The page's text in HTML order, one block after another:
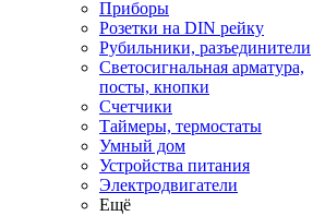
Приборы
Розетки на DIN рейку
Рубильники, разъединители
Светосигнальная арматура,
посты, кнопки
Счетчики
Таймеры, термостаты
Умный дом
Устройства питания
Электродвигатели
Ещё